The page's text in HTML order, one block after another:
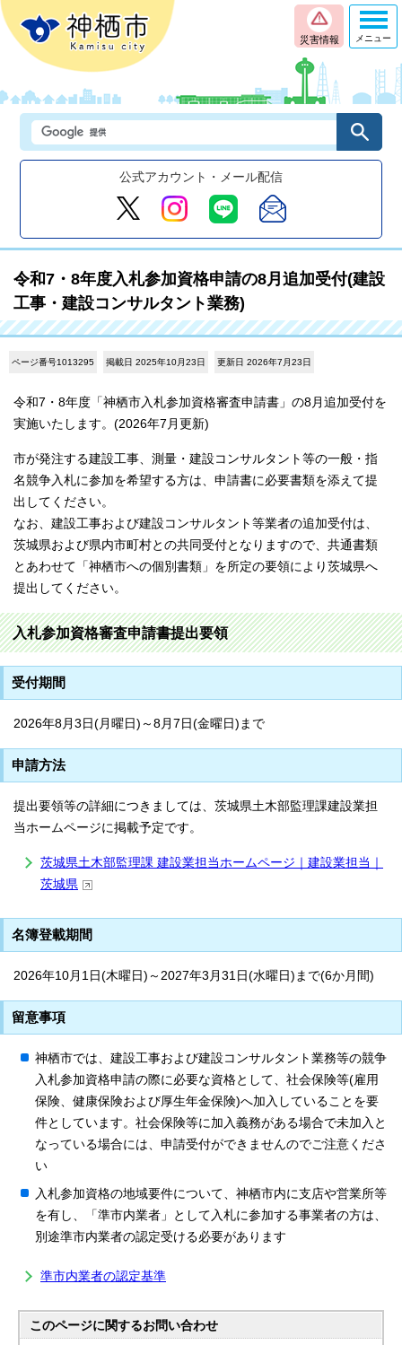
災害情報
公式アカウント・メール配信
メニュー
令和7・8年度入札参加資格申請の8月追加受付(建設
工事・建設コンサルタント業務)
ページ番号1013295 掲載日 2025年10月23日 更新日 2026年7月23日
令和7・8年度「神栖市入札参加資格審査申請書」の8月追加受付を
実施いたします。(2026年7月更新)
市が発注する建設工事、測量・建設コンサルタント等の一般・指
名競争入札に参加を希望する方は、申請書に必要書類を添えて提
出してください。
なお、建設工事および建設コンサルタント等業者の追加受付は、
茨城県および県内市町村との共同受付となりますので、共通書類
とあわせて「神栖市への個別書類」を所定の要領により茨城県へ
提出してください。
入札参加資格審査申請書提出要領
受付期間
2026年8月3日(月曜日)～8月7日(金曜日)まで
申請方法
提出要領等の詳細につきましては、茨城県土木部監理課建設業担
当ホームページに掲載予定です。
茨城県土木部監理課 建設業担当ホームページ｜建設業担当｜
茨城県
名簿登載期間
2026年10月1日(木曜日)～2027年3月31日(水曜日)まで(6か月間)
留意事項
神栖市では、建設工事および建設コンサルタント業務等の競争
入札参加資格申請の際に必要な資格として、社会保険等(雇用
保険、健康保険および厚生年金保険)へ加入していることを要
件としています。社会保険等に加入義務がある場合で未加入と
なっている場合には、申請受付ができませんのでご注意くださ
い
入札参加資格の地域要件について、神栖市内に支店や営業所等
を有し、「準市内業者」として入札に参加する事業者の方は、
別途準市内業者の認定受ける必要があります
準市内業者の認定基準
このページに関するお問い合わせ